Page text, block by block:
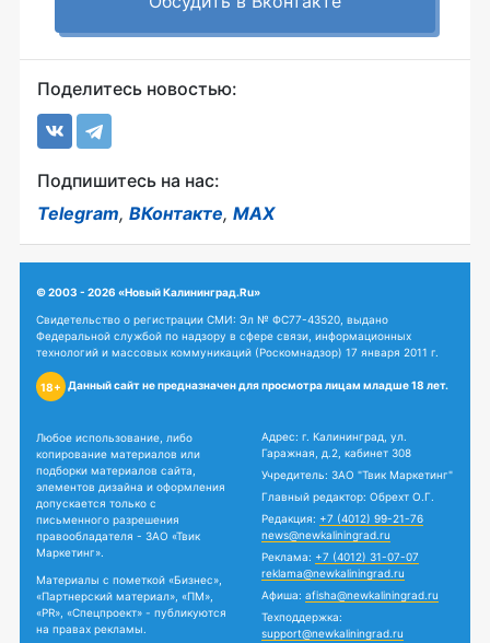
Поделитесь новостью:
Подпишитесь на нас:
Telegram, ВКонтакте, MAX
© 2003 - 2026 «Новый Калининград.Ru»
Свидетельство о регистрации СМИ: Эл № ФС77-43520, выдано
Федеральной службой по надзору в сфере связи, информационных
технологий и массовых коммуникаций (Роскомнадзор) 17 января 2011 г.
18+ Данный сайт не предназначен для просмотра лицам младше 18 лет.
Любое использование, либо
копирование материалов или
подборки материалов сайта,
элементов дизайна и оформления
допускается только с
письменного разрешения
правообладателя - ЗАО «Твик
Маркетинг».
Материалы с пометкой «Бизнес»,
«Партнерский материал», «ПМ»,
«PR», «Спецпроект» - публикуются
на правах рекламы.
Адрес: г. Калининград, ул.
Гаражная, д.2, кабинет 308
Учредитель: ЗАО "Твик Маркетинг"
Главный редактор: Обрехт О.Г.
Редакция: +7 (4012) 99-21-76
news@newkaliningrad.ru
Реклама: +7 (4012) 31-07-07
reklama@newkaliningrad.ru
Афиша: afisha@newkaliningrad.ru
Техподдержка:
support@newkaliningrad.ru